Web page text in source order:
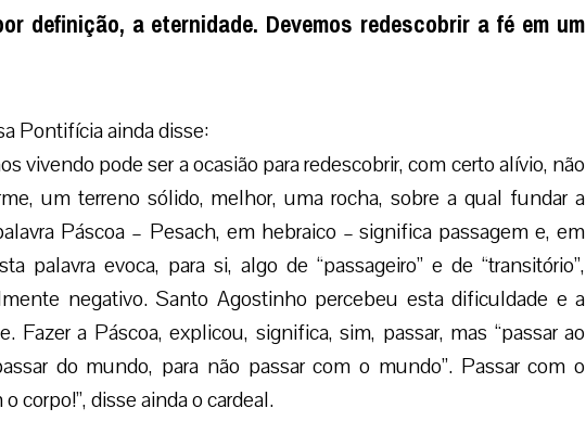
definição, a eternidade. Devemos redescobrir a fé em um
Pontifícia ainda disse:
vivendo pode ser a ocasião para redescobrir, com certo alívio, não
um terreno sólido, melhor, uma rocha, sobre a qual fundar a
Páscoa – Pesach, em hebraico – significa passagem e, em
palavra evoca, para si, algo de “passageiro” e de “transitório”,
negativo. Santo Agostinho percebeu esta dificuldade e a
Fazer a Páscoa, explicou, significa, sim, passar, mas “passar ao
do mundo, para não passar com o mundo”. Passar com o
corpo!”, disse ainda o cardeal.